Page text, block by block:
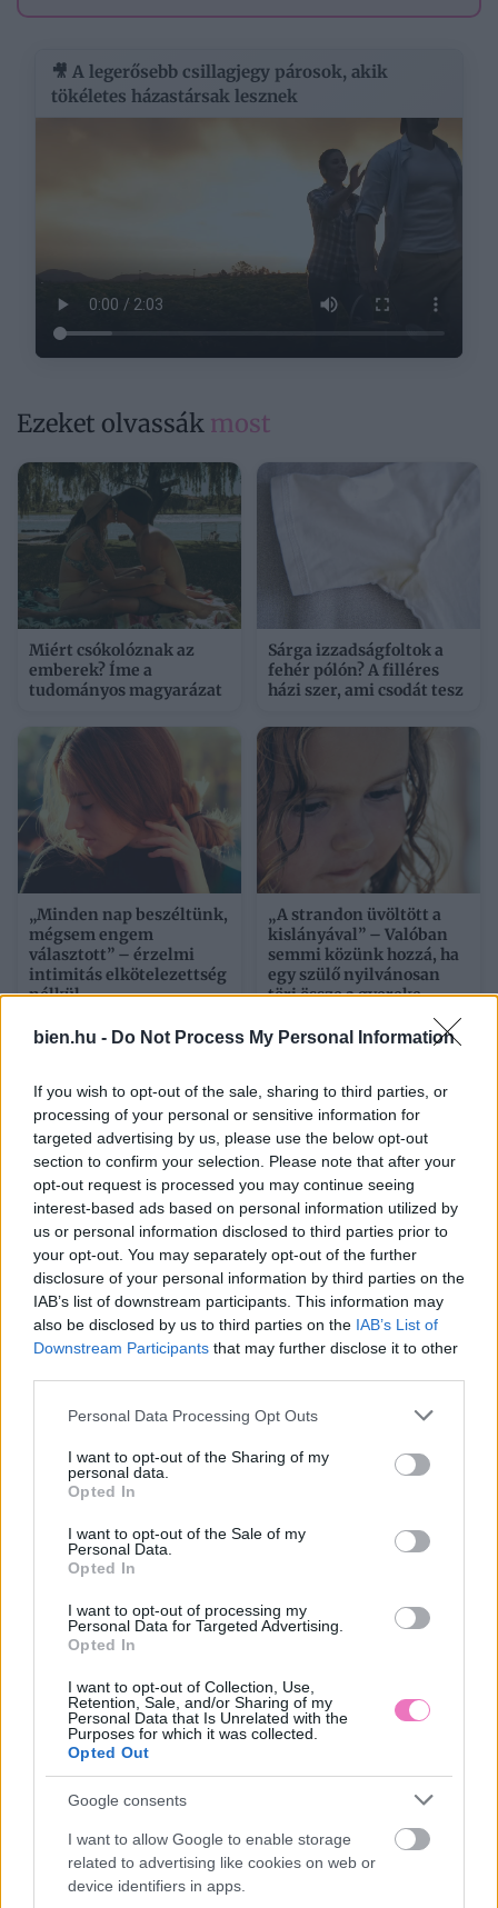
bien.hu - Do Not Process My Personal Information
If you wish to opt-out of the sale, sharing to third parties, or
processing of your personal or sensitive information for
targeted advertising by us, please use the below opt-out
section to confirm your selection. Please note that after your
opt-out request is processed you may continue seeing
interest-based ads based on personal information utilized by
us or personal information disclosed to third parties prior to
your opt-out. You may separately opt-out of the further
disclosure of your personal information by third parties on the
IAB’s list of downstream participants. This information may
also be disclosed by us to third parties on the IAB’s List of
Downstream Participants that may further disclose it to other
Please note that this website/app uses one or more Google
not limited to your visit or usage behaviour. You may click to
grant or deny consent to Google and its third-party tags to
use your data for below specified purposes in below Google
consent section.
Personal Data Processing Opt Outs
I want to opt-out of the Sharing of my
personal data.
Opted In
I want to opt-out of the Sale of my
Personal Data.
Opted In
I want to opt-out of processing my
Personal Data for Targeted Advertising.
Opted In
I want to opt-out of Collection, Use,
Retention, Sale, and/or Sharing of my
Personal Data that Is Unrelated with the
Purposes for which it was collected.
Opted Out
Google consents
I want to allow Google to enable storage
related to advertising like cookies on web or
device identifiers in apps.
🎥 A legerősebb csillagjegy párosok, akik
tökéletes házastársak lesznek
Ezeket olvassák most
Miért csókolóznak az
emberek? Íme a
tudományos magyarázat
Sárga izzadságfoltok a
fehér pólón? A filléres
házi szer, ami csodát tesz
„Minden nap beszéltünk,
mégsem engem
választott” – érzelmi
intimitás elkötelezettség
nélkül
„A strandon üvöltött a
kislányával” – Valóban
semmi közünk hozzá, ha
egy szülő nyilvánosan
töri össze a gyereke
„Abszolút figyelmen
kívül hagyta minden
kérésem” – Ha már
háromszor kértél valamit
a pasidtól hiába, akkor
sajnos nem törődik veled
5 jel, hogy ideje lenne
jobban hallgatnod a
megérzéseidre
Kövesd a Bien.hu cikkeit aGoogle Hírek-ben
RANDEVÚ RANDI
Szólj hozzá a Facebook-on!
Ciklusfigyelés a keleti orvoslás szerint: Hasznosabb, mint a
modern appok?